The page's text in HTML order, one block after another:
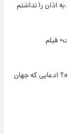
اذان را نداشتم
فیلم
انسان در دستان یک نوجوان ۱۵ ساله؟ ادعایی که جهان